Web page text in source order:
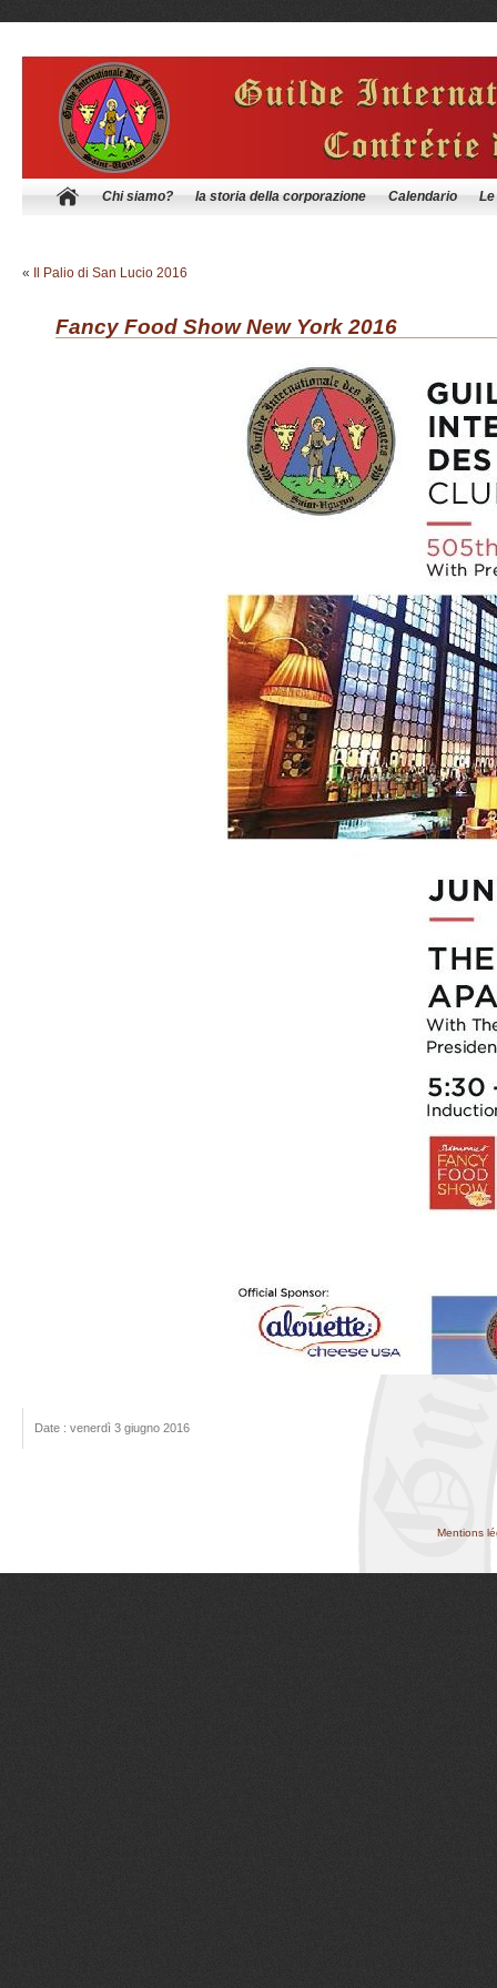
Chi siamo? la storia della corporazione Calendario
« Il Palio di San Lucio 2016
Fancy Food Show New York 2016
Date : venerdì 3 giugno 2016
Mentions